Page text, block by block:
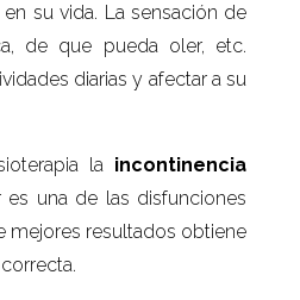
su vida. La sensación de
de que pueda oler, etc.
diarias y afectar a su
la incontinencia
una de las disfunciones
mejores resultados obtiene